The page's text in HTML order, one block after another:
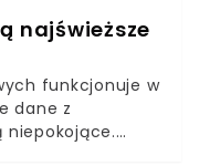
najświeższe
funkcjonuje w
dane z
niepokojące.